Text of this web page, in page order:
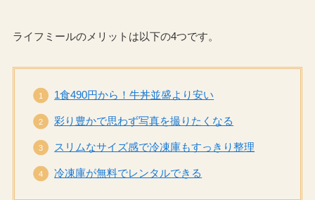
ライフミールのメリットは以下の4つです。
1食490円から！牛丼並盛より安い
彩り豊かで思わず写真を撮りたくなる
スリムなサイズ感で冷凍庫もすっきり整理
冷凍庫が無料でレンタルできる